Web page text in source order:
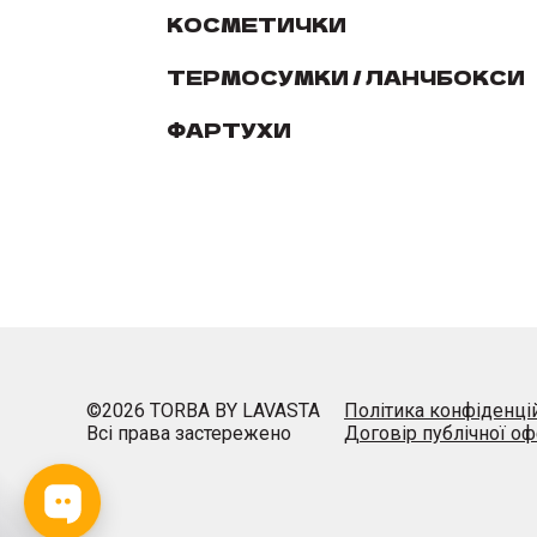
КОСМЕТИЧКИ
ТЕРМОСУМКИ / ЛАНЧБОКСИ
ФАРТУХИ
©2026 TORBA BY LAVASTA
Всі права застережено
Політика
Договір публічної